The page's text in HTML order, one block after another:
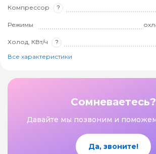
Компрессор ?
Режимы
Холод, КВт/ч ?
Все характеристики
Сомневаетесь?
Давайте мы позвоним и
Да, звоните!